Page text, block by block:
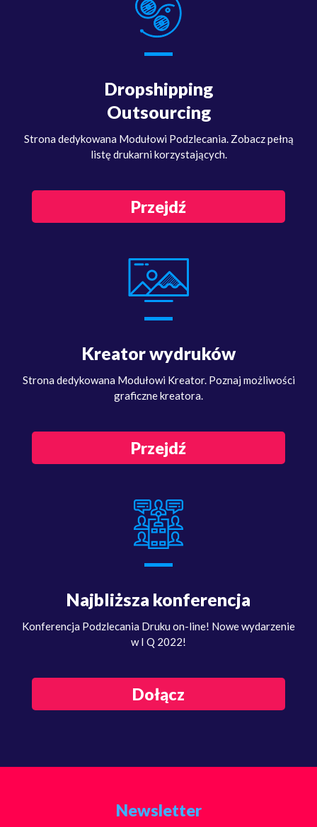
Dropshipping
Outsourcing
Strona dedykowana Modułowi Podzlecania. Zobacz pełną
listę drukarni korzystających.
Przejdź
Kreator wydruków
Strona dedykowana Modułowi Kreator. Poznaj możliwości
graficzne kreatora.
Przejdź
Najbliższa konferencja
Konferencja Podzlecania Druku on-line! Nowe wydarzenie
w I Q 2022!
Dołącz
Newsletter